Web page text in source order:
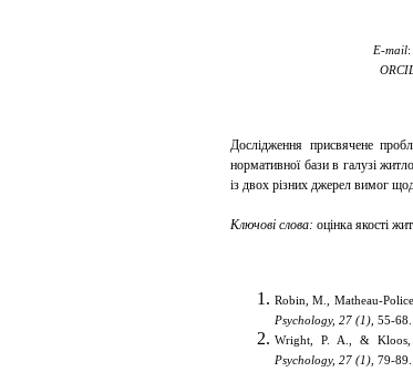
E-mail:
Дослідження присвячене
нормативної бази в галузі
із двох різних джерел вимог
Ключові слова: оцінка якості
Robin, M., Matheau-
Psychology, 27 (1), 55-
Wright, P. A., & Kloos,
Psychology, 27 (1), 79-